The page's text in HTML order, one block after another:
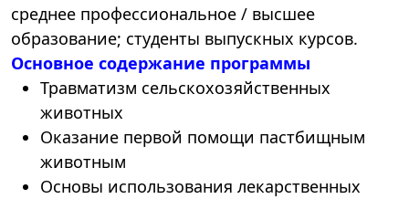
среднее профессиональное / высшее
образование; студенты выпускных курсов.
Основное содержание программы
Травматизм сельскохозяйственных
животных
Оказание первой помощи пастбищным
животным
Основы использования лекарственных